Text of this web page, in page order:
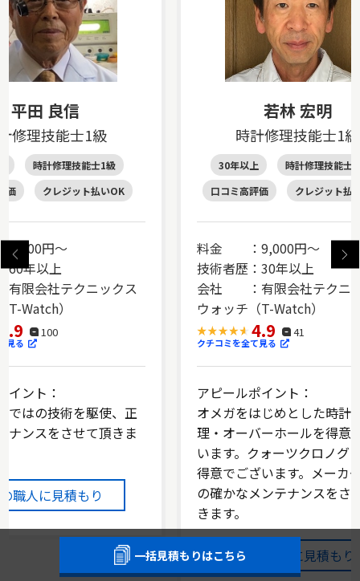
一括見積もりはこちら
平田 良信
修理技能士1級
時計修理技能士1級
価
クレジット払いOK
円～
60年以上
限会社テクニックス
T-Watch）
4.9 100
見る
イント：
ではの技術を駆使、正
ナンスをさせて頂きま
職人に見積もり
若林 宏明
時計修理技能士1級
30年以上
時計修理技能士
口コミ高評価
クレジット払
料金 ：9,000円～
技術者歴：30年以上
会社 ：有限会社テクニ
ウォッチ（T-Watch）
4.9 41
クチコミを全て見る
アピールポイント：
オメガをはじめとした時計
理・オーバーホールを得意
います。クォーツクロノグ
得意でございます。メーカ
の確かなメンテナンスをさ
きます。
この職人に見積もり